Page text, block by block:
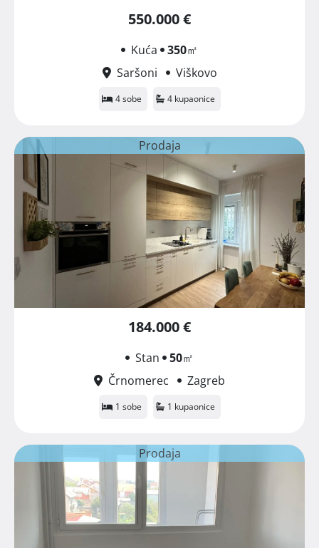
550.000 €
Kuća 350㎡
Saršoni
Viškovo
4 sobe 4 kupaonice
Prodaja
184.000 €
Stan 50㎡
Črnomerec
Zagreb
1 sobe 1 kupaonice
Prodaja